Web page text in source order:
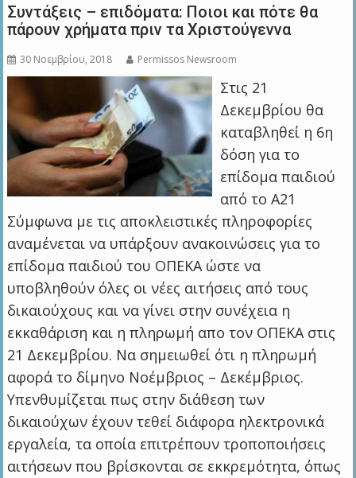
Συντάξεις – επιδόματα: Ποιοι και πότε θα
πάρουν χρήματα πριν τα Χριστούγεννα
30 Νοεμβρίου, 2018 Permissos Newsroom
Στις 21
Δεκεμβρίου θα
καταβληθεί η 6η
δόση για το
επίδομα παιδιού
από το Α21
Σύμφωνα με τις αποκλειστικές πληροφορίες
αναμένεται να υπάρξουν ανακοινώσεις για το
επίδομα παιδιού του ΟΠΕΚΑ ώστε να
υποβληθούν όλες οι νέες αιτήσεις από τους
δικαιούχους και να γίνει στην συνέχεια η
εκκαθάριση και η πληρωμή απο τον ΟΠΕΚΑ στις
21 Δεκεμβρίου. Να σημειωθεί ότι η πληρωμή
αφορά το δίμηνο Νοέμβριος – Δεκέμβριος.
Υπενθυμίζεται πως στην διάθεση των
δικαιούχων έχουν τεθεί διάφορα ηλεκτρονικά
εργαλεία, τα οποία επιτρέπουν τροποποιήσεις
αιτήσεων που βρίσκονται σε εκκρεμότητα, όπως